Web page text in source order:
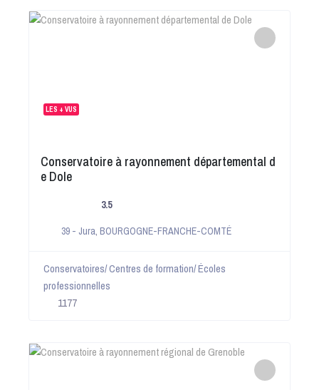
LES + VUS
Conservatoire à rayonnement départemental d
e Dole
3.5
39 - Jura, BOURGOGNE-FRANCHE-COMTÉ
Conservatoires/ Centres de formation/ Écoles
professionnelles
1177